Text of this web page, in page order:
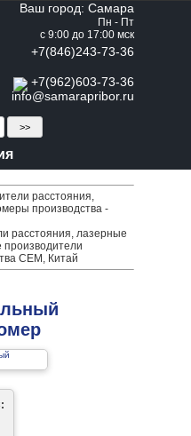
Ваш город: Самара
Пн - Пт
с 9:00 до 17:00 мск
+7(846)243-73-36
+7(962)603-73-36
info@samarapribor.ru
расстояния,
производства -
расстояния, лазерные
производители
CEM, Китай